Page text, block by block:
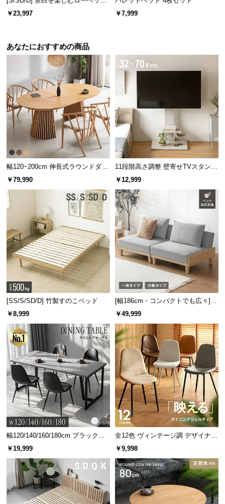
寝心地を追求したすのこ設計
求。ストレスフリーな睡眠をお届けします。
ギッシリすのこで凸凹を解消
28枚のすのこ板を贅沢に使用することで、板の隙間
やゴツゴツを感じない快適な寝心地を実現しまし
た。
天然木調 ステージベッド マットレ
￥23,997
￥7,999
あなたにおすすめの商品
幅120~200cm 伸長式ラウンドダイ
ニングテーブル 6人掛け 天然木突
板 美しい格子デザイン
￥79,990
11段階高さ調整 壁寄せTVスタンド
キャスター付き 上下左右角度調節
￥12,999
[SS/S/SD/D] 竹製すのこベッド
￥8,999
[幅186cm・コンパクトでも広々] 3
人掛けソファベッド リクライニン
￥49,999
幅120/140/160/180cm ブラックフ
レーム ダイニング 大理石調 4人掛
￥19,999
全12色 ヴィンテージ調 デザイナー
ズシェルチェア
￥9,998